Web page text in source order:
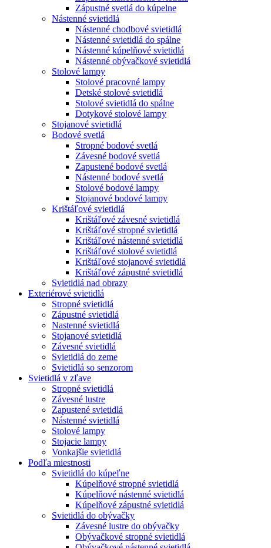
Zápustné svetlá do kúpelne
Nástenné svietidlá
Nástenné chodbové svietidlá
Nástenné svietidlá do spálne
Nástenné kúpelňové svietidlá
Nástenné obývačkové svietidlá
Stolové lampy
Stolové pracovné lampy
Detské stolové svietidlá
Stolové svietidlá do spálne
Dotykové stolové lampy
Stojanové svietidlá
Bodové svetlá
Stropné bodové svetlá
Závesné bodové svetlá
Zapustené bodové svetlá
Nástenné bodové svetlá
Stolové bodové lampy
Stojanové bodové lampy
Krištáľové svietidlá
Krištáľové závesné svietidlá
Krištáľové stropné svietidlá
Krištáľové nástenné svietidlá
Krištáľové stolové svietidlá
Krištáľové stojanové svietidlá
Krištáľové zápustné svietidlá
Svietidlá nad obrazy
Exteriérové svietidlá
Stropné svietidlá
Zápustné svietidlá
Nastenné svietidlá
Stojanové svietidlá
Závesné svietidlá
Svietidlá do zeme
Svietidlá so senzorom
Svietidlá v zľave
Stropné svietidlá
Závesné lustre
Zapustené svietidlá
Nástenné svietidlá
Stolové lampy
Stojacie lampy
Vonkajšie svietidlá
Podľa miestnosti
Svietidlá do kúpeľne
Kúpelňové stropné svietidlá
Kúpelňové nástenné svietidlá
Kúpelňové zápustné svietidlá
Svietidlá do obývačky
Závesné lustre do obývačky
Obývačkové stropné svietidlá